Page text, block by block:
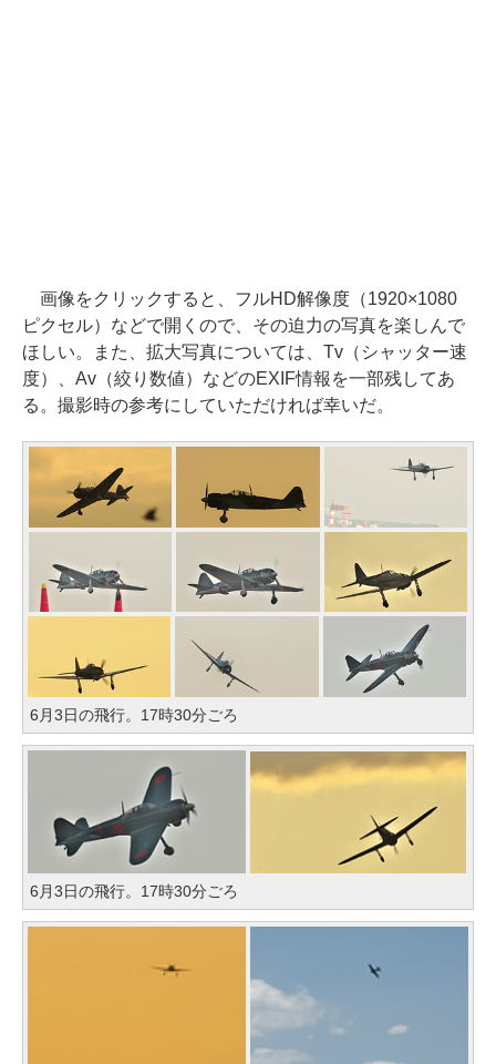
画像をクリックすると、フルHD解像度（1920×1080
ピクセル）などで開くので、その迫力の写真を楽しんで
ほしい。また、拡大写真については、Tv（シャッター速
度）、Av（絞り数値）などのEXIF情報を一部残してあ
る。撮影時の参考にしていただければ幸いだ。
6月3日の飛行。17時30分ごろ
6月3日の飛行。17時30分ごろ